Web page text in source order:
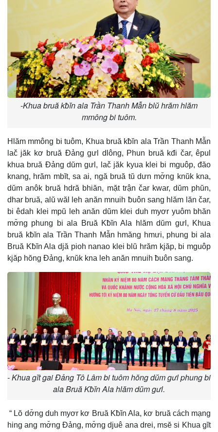
-Khua bruă kƀĭn ala Trần Thanh Mẫn blŭ hrăm hlăm
mmông bi tuôm.
Hlăm mmông bi tuôm, Khua bruă kƀĭn ala Trần Thanh Mẫn
lač jăk kơ bruă Đảng gưl dlông, Phun bruă kđi čar, êpul
khua bruă Đảng dŭm gưl, lač jăk kyua klei bi mguôp, đăo
knang, hrăm mbĭt, sa ai, ngă bruă tŭ dưn mơ̆ng knŭk kna,
dŭm anôk bruă hdră bhiăn, mặt trận čar kwar, dŭm phŭn,
dhar bruă, alŭ wăl leh anăn mnuih ƀuôn sang hlăm lăn čar,
bi êdah klei mpŭ leh anăn dŭm klei duh myơr yuôm bhăn
mơ̆ng phung bi ala Bruă Kƀĭn Ala hlăm dŭm gưl, Khua
bruă kƀĭn ala Trần Thanh Mẫn hmăng hmưi, phung bi ala
Bruă Kƀĭn Ala djă pioh nanao klei blŭ hrăm kjăp, bi mguôp
kjăp hŏng Đảng, knŭk kna leh anăn mnuih ƀuôn sang.
- Khua gĭt gai Đảng Tô Lâm bi tuôm hŏng dŭm gưl phung bi
ala Bruă Kƀĭn Ala hlăm dŭm gưl.
“ Lŏ dơ̆ng duh myơr kơ Bruă Kƀĭn Ala, kơ bruă cách mạng
hing ang mơ̆ng Đảng, mơ̆ng djuê ana drei, msĕ si Khua gĭt